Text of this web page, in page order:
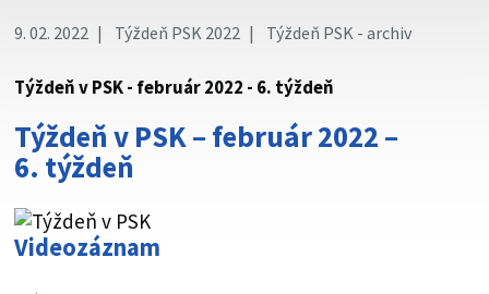
cez zabezpečenú webovú stránku. Zabezpečená stránka
vždy začína https:// pred názvom domény webového sídla.
9. 02. 2022 Týždeň PSK 2022 Týždeň PSK - archiv
Týždeň v PSK - február 2022 - 6. týždeň
Týždeň v PSK – február 2022 –
6. týždeň
Videozáznam